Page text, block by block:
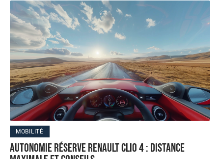
MOBILITÉ
Autonomie réserve Renault Clio 4 : distance